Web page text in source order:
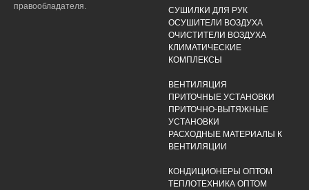
правообладателя.
СУШИЛКИ ДЛЯ РУК
ОСУШИТЕЛИ ВОЗДУХА
ОЧИСТИТЕЛИ ВОЗДУХА
КЛИМАТИЧЕСКИЕ
КОМПЛЕКСЫ
ВЕНТИЛЯЦИЯ
ПРИТОЧНЫЕ УСТАНОВКИ
ПРИТОЧНО-ВЫТЯЖНЫЕ
УСТАНОВКИ
РАСХОДНЫЕ МАТЕРИАЛЫ К
ВЕНТИЛЯЦИИ
КОНДИЦИОНЕРЫ ОПТОМ
ТЕПЛОТЕХНИКА ОПТОМ